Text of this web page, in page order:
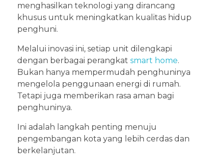
menghasilkan teknologi yang dirancang
khusus untuk meningkatkan kualitas hidup
penghuni.
Melalui inovasi ini, setiap unit dilengkapi
dengan berbagai perangkat smart home.
Bukan hanya mempermudah penghuninya
mengelola penggunaan energi di rumah.
Tetapi juga memberikan rasa aman bagi
penghuninya.
Ini adalah langkah penting menuju
pengembangan kota yang lebih cerdas dan
berkelanjutan.